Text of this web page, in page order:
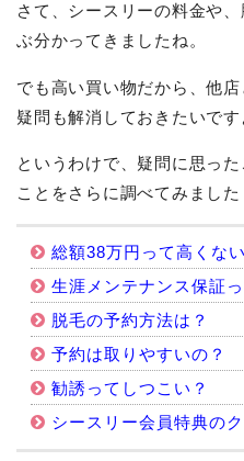
さて、シースリーの料金や
ぶ分かってきましたね。
でも高い買い物だから、他
疑問も解消しておきたいです
というわけで、疑問に思っ
ことをさらに調べてみました
総額38万円って高くな
生涯メンテナンス保証
脱毛の予約方法は？
予約は取りやすいの？
勧誘ってしつこい？
シースリー会員特典の